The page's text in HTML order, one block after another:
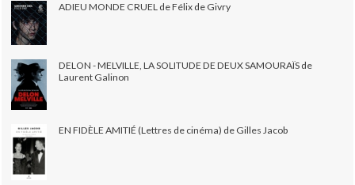
ADIEU MONDE CRUEL de Félix de Givry
DELON - MELVILLE, LA SOLITUDE DE DEUX SAMOURAÏS de
Laurent Galinon
EN FIDÈLE AMITIÉ (Lettres de cinéma) de Gilles Jacob